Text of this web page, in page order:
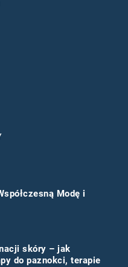
Modę i
skóry – jak
do paznokci, terapie